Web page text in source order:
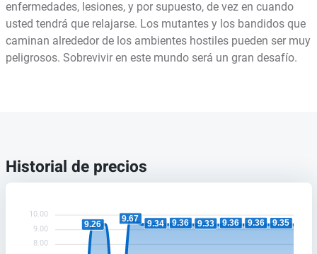
enfermedades, lesiones, y por supuesto, de vez en cuando
usted tendrá que relajarse. Los mutantes y los bandidos que
caminan alrededor de los ambientes hostiles pueden ser muy
peligrosos. Sobrevivir en este mundo será un gran desafío.
Historial de precios
10.00
9.00
8.00
9.26
9.67 9.34 9.36 9.33 9.36 9.36 9.35